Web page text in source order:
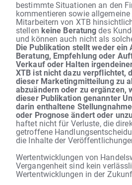
bestimmte Situationen an den
kommentieren sowie
Mitarbeitern von XTB
stellen keine Beratungdes
und können auch nicht als
Die Publikation stellt weder ein
Beratung, Empfehlung oder
Verkauf oder Halten
XTB ist nicht dazu verpflichtet,
dieser Marketingmitteilung zu
abzuändern oder zu ergänzen,
dieser Publikation genannter
darin enthaltene
oder Prognose ändert oder
haftet nicht für Verluste, die
getroffene
die Inhalte der
Wertentwicklungen von
Vergangenheit sind kein
Wertentwicklungen in der